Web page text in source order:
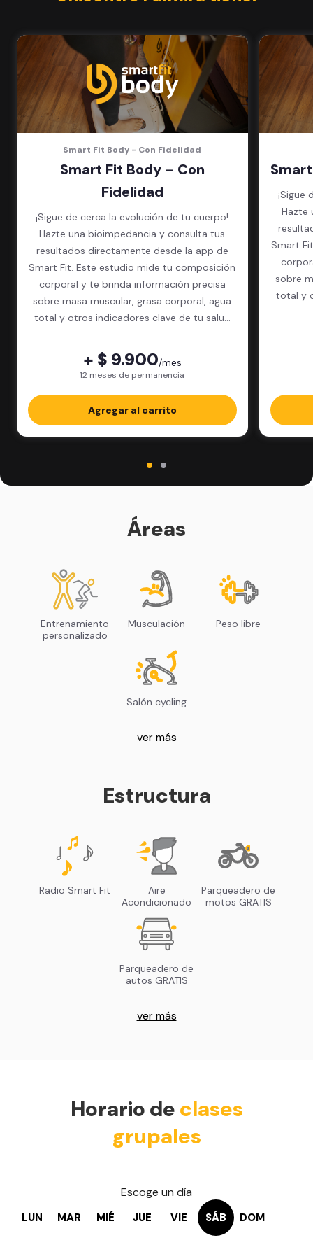
Clases grupales con profesores*
en cada sede)
Acceso a todas las áreas de la
sede
Smart Fit Body - Con Fidelidad
Smart Fit Body - Con
Fidelidad
¡Sigue de cerca la evolución de tu cuerpo!
Hazte una bioimpedancia y consulta tus
resultados directamente desde la app de
Smart Fit. Este estudio mide tu composición
corporal y te brinda información precisa
sobre masa muscular, grasa corporal, agua
total y otros indicadores clave de tu salud
+ $ 9.900/mes
12 meses de permanencia
Agregar al carrito
¡Sigue
Hazte
Smart
sobre
total y
Áreas
Entrenamiento
personalizado
Musculación Peso libre
Salón cycling
ver más
Estructura
Radio Smart Fit
Aire
Acondicionado
Parqueadero de
motos GRATIS
Parqueadero de
autos GRATIS
ver más
Horario de clases
grupales
Escoge un día
LUN MAR MIÉ JUE VIE SÁB DOM